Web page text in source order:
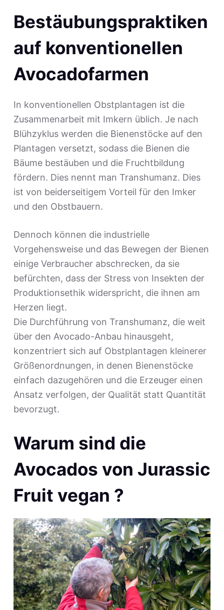
Bestäubungspraktiken
auf konventionellen
Avocadofarmen
In konventionellen Obstplantagen ist die
Zusammenarbeit mit Imkern üblich. Je nach
Blühzyklus werden die Bienenstöcke auf den
Plantagen versetzt, sodass die Bienen die
Bäume bestäuben und die Fruchtbildung
fördern. Dies nennt man Transhumanz. Dies
ist von beiderseitigem Vorteil für den Imker
und den Obstbauern.
Dennoch können die industrielle
Vorgehensweise und das Bewegen der Bienen
einige Verbraucher abschrecken, da sie
befürchten, dass der Stress von Insekten der
Produktionsethik widerspricht, die ihnen am
Herzen liegt.
Die Durchführung von Transhumanz, die weit
über den Avocado-Anbau hinausgeht,
konzentriert sich auf Obstplantagen kleinerer
Größenordnungen, in denen Bienenstöcke
einfach dazugehören und die Erzeuger einen
Ansatz verfolgen, der Qualität statt Quantität
bevorzugt.
Warum sind die
Avocados von Jurassic
Fruit vegan ?